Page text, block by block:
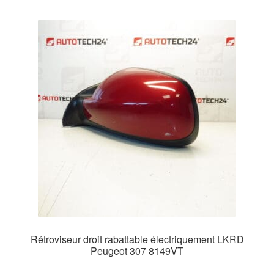
Rétroviseur droit rabattable électriquement LKRD
Peugeot 307 8149VT